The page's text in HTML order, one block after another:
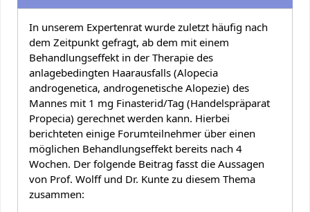
In unserem Expertenrat wurde zuletzt häufig nach
dem Zeitpunkt gefragt, ab dem mit einem
Behandlungseffekt in der Therapie des
anlagebedingten Haarausfalls (Alopecia
androgenetica, androgenetische Alopezie) des
Mannes mit 1 mg Finasterid/Tag (Handelspräparat
Propecia) gerechnet werden kann. Hierbei
berichteten einige Forumteilnehmer über einen
möglichen Behandlungseffekt bereits nach 4
Wochen. Der folgende Beitrag fasst die Aussagen
von Prof. Wolff und Dr. Kunte zu diesem Thema
zusammen: